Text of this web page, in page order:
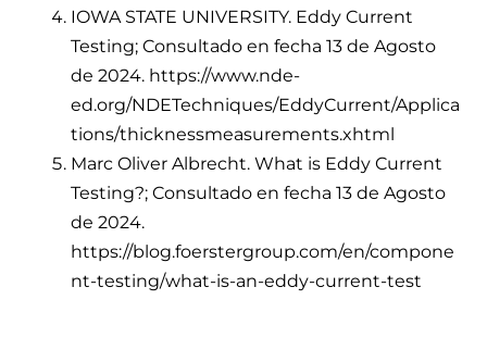
IOWA STATE UNIVERSITY. Eddy Current
Testing; Consultado en fecha 13 de Agosto
de 2024. https://www.nde-
ed.org/NDETechniques/EddyCurrent/Applica
tions/thicknessmeasurements.xhtml
Marc Oliver Albrecht. What is Eddy Current
Testing?; Consultado en fecha 13 de Agosto
de 2024.
https://blog.foerstergroup.com/en/compone
nt-testing/what-is-an-eddy-current-test